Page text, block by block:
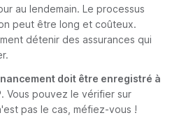
au lendemain. Le processus
peut être long et coûteux.
détenir des assurances qui
doit être enregistré à
. Vous pouvez le vérifier sur
pas le cas, méfiez-vous !